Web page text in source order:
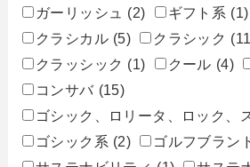
ガーリッシュ
(2) ギフト系 (1)
クラシカル (5) クラシック
クラッシック (1) クール (4)
コンサバ (15)
ゴシック、ロリータ、ロック、
ゴシック系 (2) ゴルフブラン